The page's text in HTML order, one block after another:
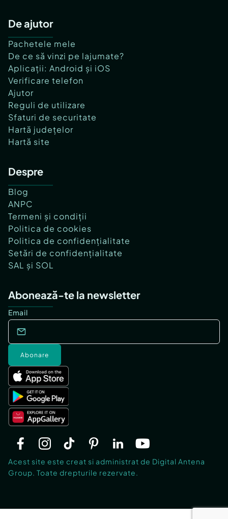
De ajutor
Pachetele mele
De ce să vinzi pe lajumate?
Aplicații: Android și iOS
Verificare telefon
Ajutor
Reguli de utilizare
Sfaturi de securitate
Hartă județelor
Hartă site
Despre
Blog
ANPC
Termeni și condiții
Politica de cookies
Politica de confidențialitate
Setări de confidențialitate
SAL și SOL
Abonează-te la newsletter
Email
Abonare
Acest site este creat si administrat de Digital Antena
Group. Toate drepturile rezervate.